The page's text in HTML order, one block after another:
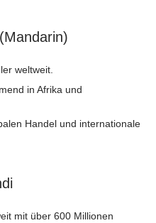
weltweit.
in Afrika und
Handel und internationale
mit über 600 Millionen